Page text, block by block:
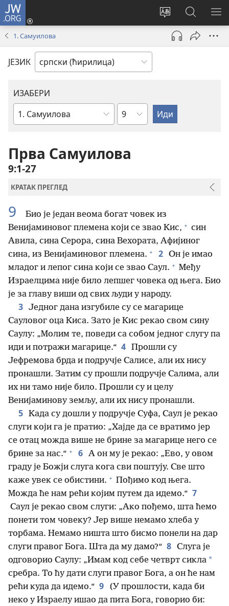
JW.ORG
Промени
језик
сајта
Пријава
(отвара
прозор)
Претрага
сајта
JW.ORG
1. Самуилова
ЈЕЗИК
ИЗАБЕРИ
Библијска
Поглавље
Прва Самуилова
9:1-27
КРАТАК ПРЕГЛЕД
9
Био је један веома богат човек из
Венијаминовог племена који се звао Кис, + син
Авила, сина Серора, сина Вехората, Афијиног
сина, из Венијаминовог племена. + 2 Он је имао
младог и лепог сина који се звао Саул. + Међу
Израелцима није било лепшег човека од њега. Био
је за главу виши од свих људи у народу.
3 Једног дана изгубиле су се магарице
Сауловог оца Киса. Зато је Кис рекао свом сину
Саулу: „Молим те, поведи са собом једног слугу па
иди и потражи магарице.“ 4 Прошли су
Јефремова брда и подручје Салисе, али их нису
пронашли. Затим су прошли подручје Салима, али
их ни тамо није било. Прошли су и целу
Венијаминову земљу, али их нису пронашли.
5 Када су дошли у подручје Суфа, Саул је рекао
слуги који га је пратио: „Хајде да се вратимо јер
се отац можда више не брине за магарице него се
брине за нас.“ + 6 А он му је рекао: „Ево, у овом
граду је Божји слуга кога сви поштују. Све што
каже увек се обистини. + Пођимо код њега.
Можда ће нам рећи којим путем да идемо.“ 7
Саул је рекао свом слуги: „Ако пођемо, шта ћемо
понети том човеку? Јер више немамо хлеба у
торбама. Немамо ништа што бисмо понели на дар
слуги правог Бога. Шта да му дамо?“ 8 Слуга је
одговорио Саулу: „Имам код себе четврт сикла *
сребра. То ћу дати слуги правог Бога, а он ће нам
рећи куда да идемо.“ 9
(У прошлости, када би
неко у Израелу ишао да пита Бога, говорио би: